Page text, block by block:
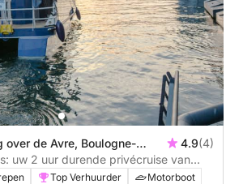
over de Avre, Boulogne-
4.9(4)
uw 2 uur durende privécruise van
Liberté
Top Verhuurder
Motorboot